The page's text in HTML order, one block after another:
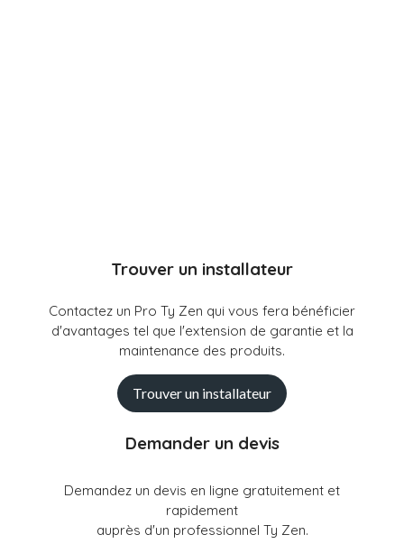
Trouver un installateur
Contactez un Pro Ty Zen qui vous fera bénéficier
d'avantages tel que l'extension de garantie et la
maintenance des produits.
Trouver un installateur
Demander un devis
Demandez un devis en ligne gratuitement et
rapidement
auprès d'un professionnel Ty Zen.